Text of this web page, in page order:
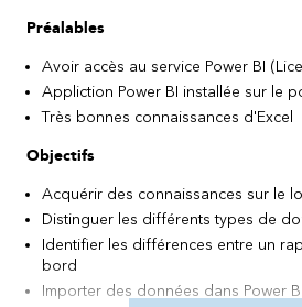
Préalables
Avoir accès au service Power BI
Appliction Power BI installée sur le
Très bonnes connaissances d'Excel
Objectifs
Acquérir des connaissances sur le
Distinguer les différents types de
Identifier les différences entre un
bord
Importer des données dans Power BI